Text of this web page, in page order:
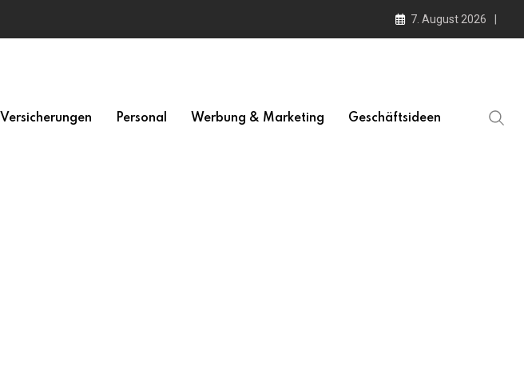
7. August 2026
Versicherungen Personal Werbung & Marketing Geschäftsideen